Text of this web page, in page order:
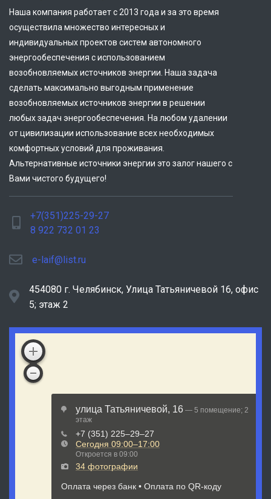
Наша компания работает с 2013 года и за это время
осуществила множество интересных и
индивидуальных проектов систем автономного
энергообеспечения с использованием
возобновляемых источников энергии. Наша задача
сделать максимально выгодным применение
возобновляемых источников энергии в решении
любых задач энергообеспечения. На любом удалении
от цивилизации использование всех необходимых
комфортных условий для проживания.
Альтернативные источники энергии это залог нашего с
Вами чистого будущего!
+7(351)225-29-27
8 922 732 01 23
e-laif@list.ru
454080 г. Челябинск, ​Улица Татьяничевой 16, офис
5; этаж 2